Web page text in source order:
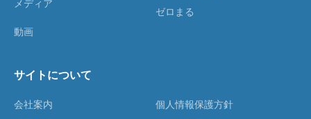
メディア
動画
ゼロまる
サイトについて
会社案内
個人情報保護方針